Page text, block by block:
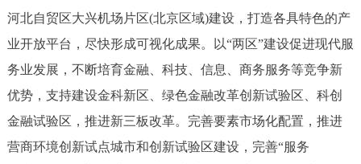
河北自贸区大兴机场片区(北京区域)建设，打造各具特色的产
业开放平台，尽快形成可视化成果。以“两区”建设促进现代服
务业发展，不断培育金融、科技、信息、商务服务等竞争新
优势，支持建设金科新区、绿色金融改革创新试验区、科创
金融试验区，推进新三板改革。完善要素市场化配置，推进
营商环境创新试点城市和创新试验区建设，完善“服务